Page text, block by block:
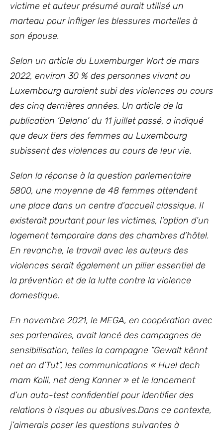
victime et auteur présumé aurait utilisé un
marteau pour infliger les blessures mortelles à
son épouse.
Selon un article du Luxemburger Wort de mars
2022, environ 30 % des personnes vivant au
Luxembourg auraient subi des violences au cours
des cinq dernières années. Un article de la
publication ‘Delano’ du 11 juillet passé, a indiqué
que deux tiers des femmes au Luxembourg
subissent des violences au cours de leur vie.
Selon la réponse à la question parlementaire
5800, une moyenne de 48 femmes attendent
une place dans un centre d’accueil classique. Il
existerait pourtant pour les victimes, l’option d’un
logement temporaire dans des chambres d’hôtel.
En revanche, le travail avec les auteurs des
violences serait également un pilier essentiel de
la prévention et de la lutte contre la violence
domestique.
En novembre 2021, le MEGA, en coopération avec
ses partenaires, avait lancé des campagnes de
sensibilisation, telles la campagne “Gewalt kënnt
net an d’Tut”, les communications « Huel dech
mam Kolli, net deng Kanner » et le lancement
d’un auto-test confidentiel pour identifier des
relations à risques ou abusives.Dans ce contexte,
j’aimerais poser les questions suivantes à